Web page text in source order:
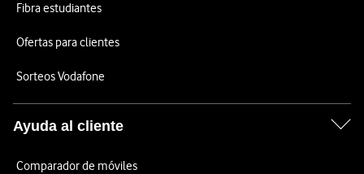
Fibra estudiantes
Ofertas para clientes
Sorteos Vodafone
Ayuda al cliente
Comparador de móviles